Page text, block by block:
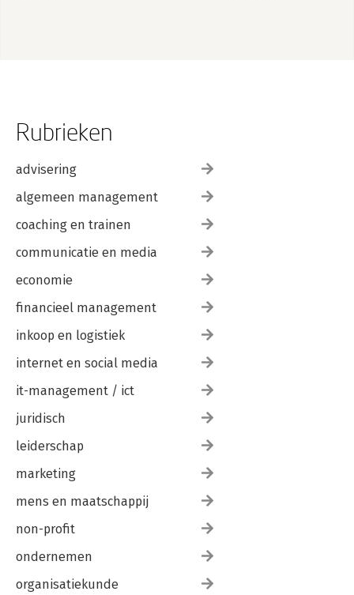
Rubrieken
advisering
algemeen management
coaching en trainen
communicatie en media
economie
financieel management
inkoop en logistiek
internet en social media
it-management / ict
juridisch
leiderschap
marketing
mens en maatschappij
non-profit
ondernemen
organisatiekunde